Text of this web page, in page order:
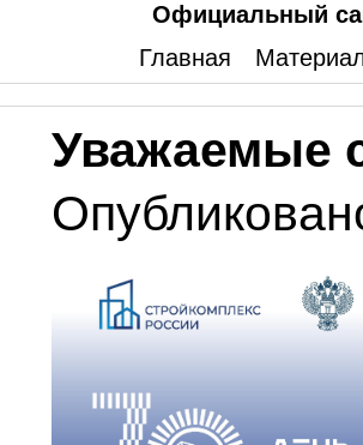
Официальный
Главная
Уважаемые